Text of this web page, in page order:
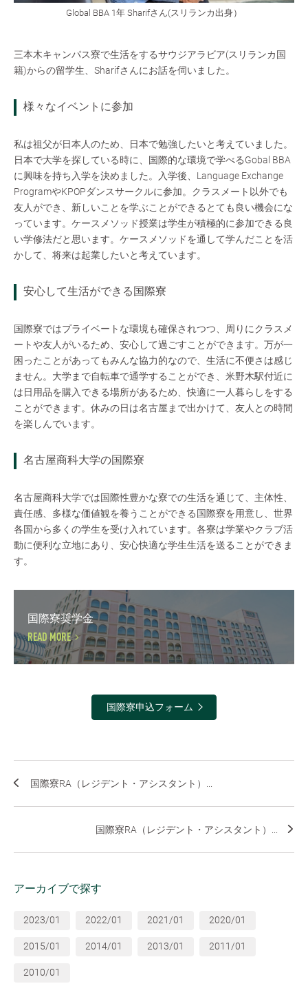
Global BBA 1年 Sharifさん(スリランカ出身）
三本木キャンパス寮で生活をするサウジアラビア(スリランカ国
籍)からの留学生、Sharifさんにお話を伺いました。
様々なイベントに参加
私は祖父が日本人のため、日本で勉強したいと考えていました。
日本で大学を探している時に、国際的な環境で学べるGobal BBA
に興味を持ち入学を決めました。入学後、Language Exchange
ProgramやKPOPダンスサークルに参加。クラスメート以外でも
友人ができ、新しいことを学ぶことができるとても良い機会にな
っています。ケースメソッド授業は学生が積極的に参加できる良
い学修法だと思います。ケースメソッドを通して学んだことを活
かして、将来は起業したいと考えています。
安心して生活ができる国際寮
国際寮ではプライベートな環境も確保されつつ、周りにクラスメ
ートや友人がいるため、安心して過ごすことができます。万が一
困ったことがあってもみんな協力的なので、生活に不便さは感じ
ません。大学まで自転車で通学することができ、米野木駅付近に
は日用品を購入できる場所があるため、快適に一人暮らしをする
ことができます。休みの日は名古屋まで出かけて、友人との時間
を楽しんでいます。
名古屋商科大学の国際寮
名古屋商科大学では国際性豊かな寮での生活を通じて、主体性、
責任感、多様な価値観を養うことができる国際寮を用意し、世界
各国から多くの学生を受け入れています。各寮は学業やクラブ活
動に便利な立地にあり、安心快適な学生生活を送ることができま
す。
国際寮奨学金
READ MORE
国際寮申込フォーム
国際寮RA（レジデント・アシスタント）...
国際寮RA（レジデント・アシスタント）...
アーカイブで探す
2023/01 2022/01 2021/01 2020/01
2015/01 2014/01 2013/01 2011/01
2010/01